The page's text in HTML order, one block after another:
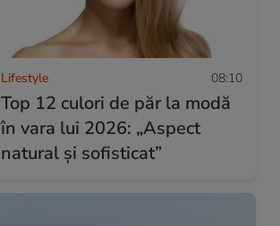
Lifestyle 08:10
Top 12 culori de păr la modă
în vara lui 2026: „Aspect
natural și sofisticat”